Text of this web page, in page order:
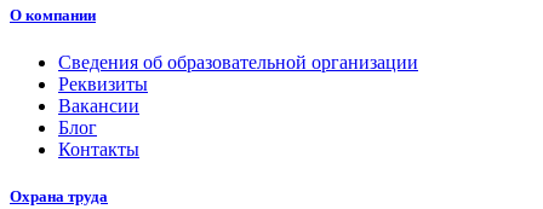
О компании
Сведения об образовательной организации
Реквизиты
Вакансии
Блог
Контакты
Охрана труда